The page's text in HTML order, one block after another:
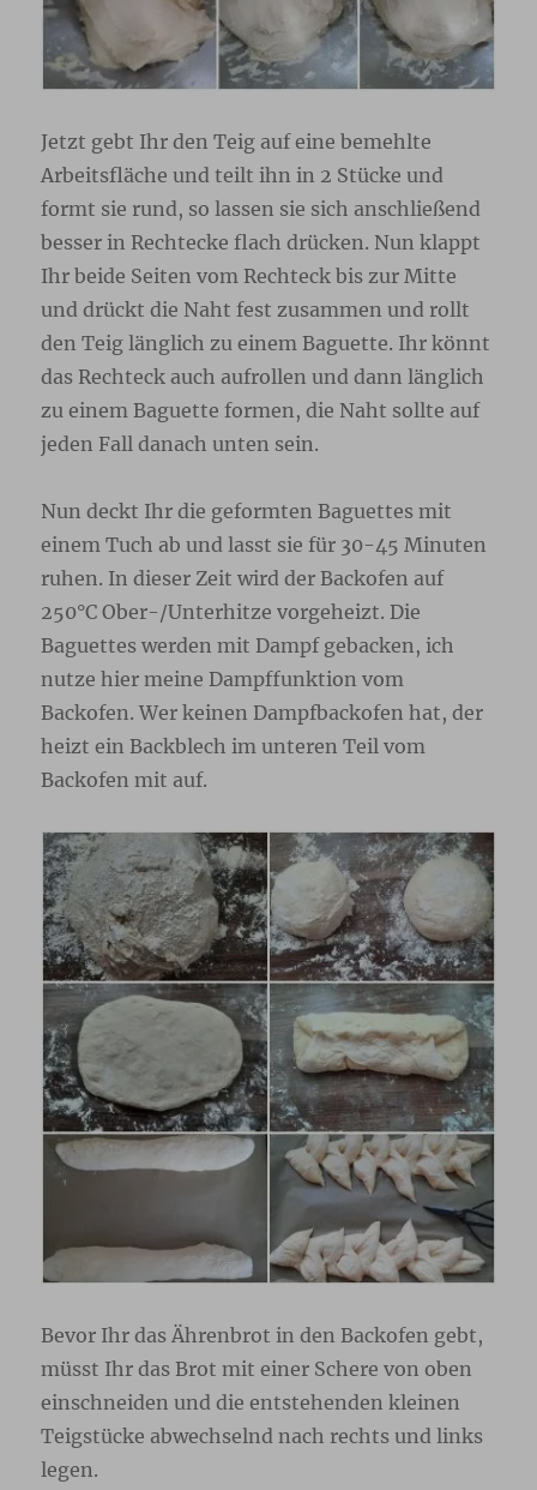
Jetzt gebt Ihr den Teig auf eine bemehlte
Arbeitsfläche und teilt ihn in 2 Stücke und
formt sie rund, so lassen sie sich anschließend
besser in Rechtecke flach drücken. Nun klappt
Ihr beide Seiten vom Rechteck bis zur Mitte
und drückt die Naht fest zusammen und rollt
den Teig länglich zu einem Baguette. Ihr könnt
das Rechteck auch aufrollen und dann länglich
zu einem Baguette formen, die Naht sollte auf
jeden Fall danach unten sein.
Nun deckt Ihr die geformten Baguettes mit
einem Tuch ab und lasst sie für 30-45 Minuten
ruhen. In dieser Zeit wird der Backofen auf
250°C Ober-/Unterhitze vorgeheizt. Die
Baguettes werden mit Dampf gebacken, ich
nutze hier meine Dampffunktion vom
Backofen. Wer keinen Dampfbackofen hat, der
heizt ein Backblech im unteren Teil vom
Backofen mit auf.
Bevor Ihr das Ährenbrot in den Backofen gebt,
müsst Ihr das Brot mit einer Schere von oben
einschneiden und die entstehenden kleinen
Teigstücke abwechselnd nach rechts und links
legen.